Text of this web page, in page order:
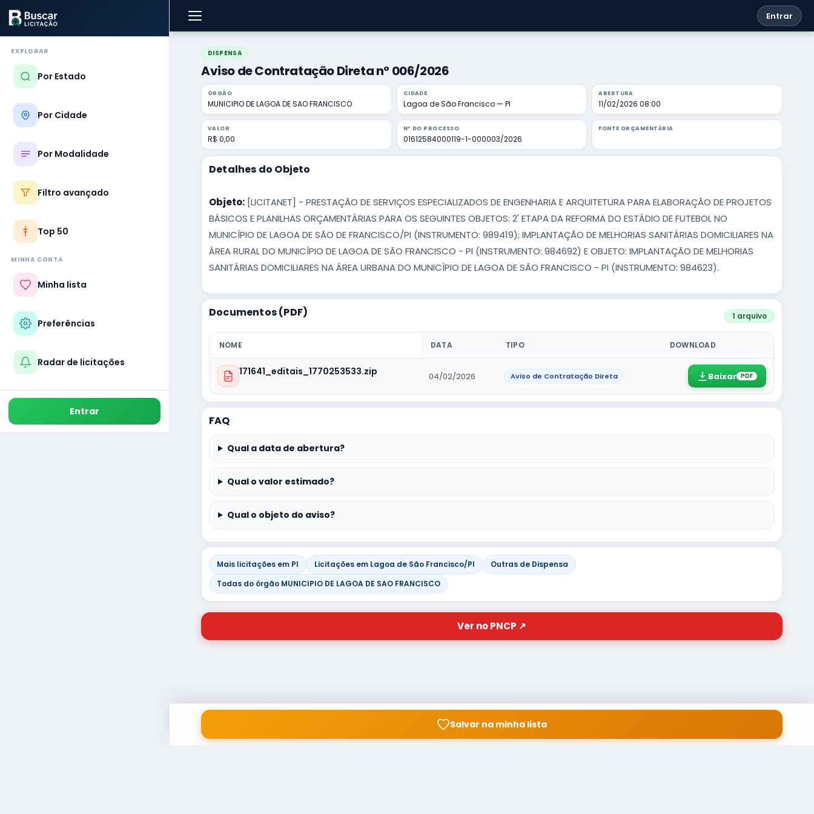
Entrar
EXPLORAR
Por Estado
Por Cidade
Por Modalidade
Filtro avançado
Top 50
MINHA CONTA
Minha lista
Preferências
Radar de licitações
Entrar
DISPENSA
Aviso de Contratação Direta nº 006/2026
ÓRGÃO
MUNICIPIO DE LAGOA DE SAO FRANCISCO
CIDADE
Lagoa de São Francisco — PI
ABERTURA
11/02/2026 08:00
VALOR
R$ 0,00
Nº DO PROCESSO
01612584000119-1-000003/2026
FONTE ORÇAMENTÁRIA
Detalhes do Objeto
Objeto: [LICITANET] - PRESTAÇÃO DE SERVIÇOS ESPECIALIZADOS DE ENGENHARIA E ARQUITETURA PARA ELABORAÇÃO DE PROJETOS
BÁSICOS E PLANILHAS ORÇAMENTÁRIAS PARA OS SEGUINTES OBJETOS: 2' ETAPA DA REFORMA DO ESTÁDIO DE FUTEBOL NO
MUNICÍPIO DE LAGOA DE SÃO DE FRANCISCO/PI (INSTRUMENTO: 989419); IMPLANTAÇÃO DE MELHORIAS SANITÁRIAS DOMICILIARES NA
ÁREA RURAL DO MUNICÍPIO DE LAGOA DE SÃO FRANCISCO - PI (INSTRUMENTO: 984692) E OBJETO: IMPLANTAÇÃO DE MELHORIAS
SANITÁRIAS DOMICILIARES NA ÁREA URBANA DO MUNICÍPIO DE LAGOA DE SÃO FRANCISCO - PI (INSTRUMENTO: 984623).
Documentos (PDF) 1 arquivo
NOME DATA TIPO DOWNLOAD
171641_editais_1770253533.zip 04/02/2026 Aviso de Contratação Direta Baixar PDF
FAQ
Qual a data de abertura?
Qual o valor estimado?
Qual o objeto do aviso?
Mais licitações em PI Licitações em Lagoa de São Francisco/PI
Outras de Dispensa
Todas do órgão MUNICIPIO DE LAGOA DE SAO FRANCISCO
Ver no PNCP ↗
Salvar na minha lista